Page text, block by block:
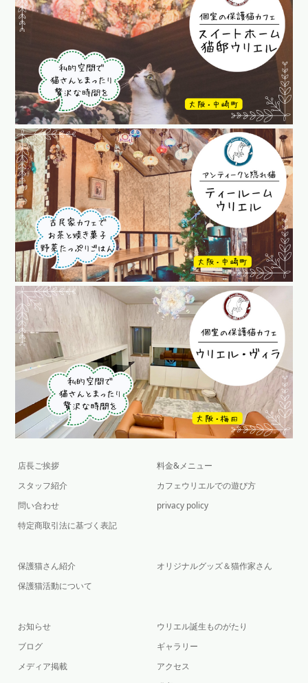
店長ご挨拶
スタッフ紹介
問い合わせ
特定商取引法に基づく表記
料金&メニュー
カフェウリエルでの遊び方
privacy policy
保護猫さん紹介
保護猫活動について
オリジナルグッズ＆猫作家さん
お知らせ
ブログ
メディア掲載
ウリエル誕生ものがたり
ギャラリー
アクセス